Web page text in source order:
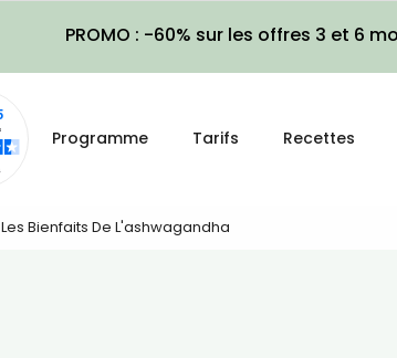
PROMO : -60% sur les offres 3 et 6
Programme Tarifs Recettes
Les Bienfaits De L'ashwagandha